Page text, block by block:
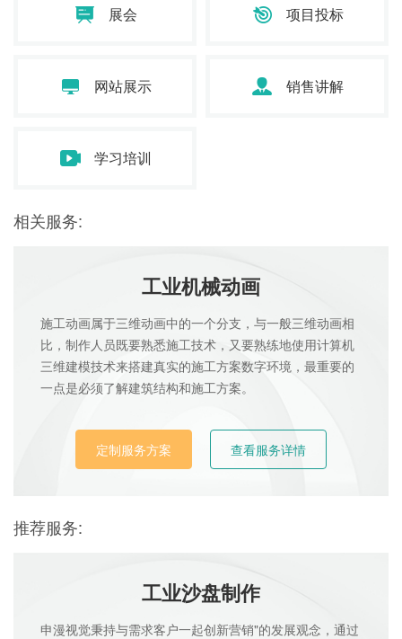
展会 项目投标
网站展示 销售讲解
学习培训
相关服务:
工业机械动画
施工动画属于三维动画中的一个分支，与一般三维动画相
比，制作人员既要熟悉施工技术，又要熟练地使用计算机
三维建模技术来搭建真实的施工方案数字环境，最重要的
一点是必须了解建筑结构和施工方案。
定制服务方案 查看服务详情
推荐服务:
工业沙盘制作
申漫视觉秉持与需求客户一起创新营销"的发展观念，通过